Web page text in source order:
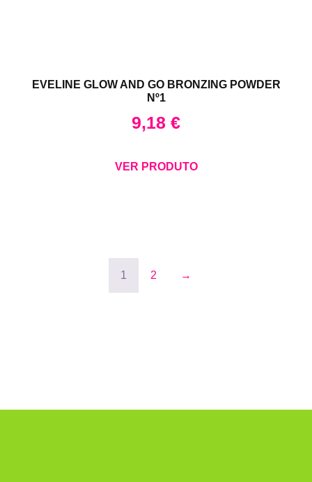
EVELINE GLOW AND GO BRONZING POWDER
Nº1
9,18 €
VER PRODUTO
1 2 →